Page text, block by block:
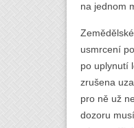
na jednom
usmrcení
po uplynutí
zrušena
pro ně už
dozoru